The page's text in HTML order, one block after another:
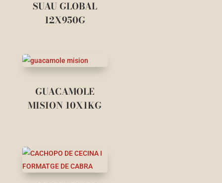
SUAU GLOBAL
12X950G
GUACAMOLE
MISION 10X1KG